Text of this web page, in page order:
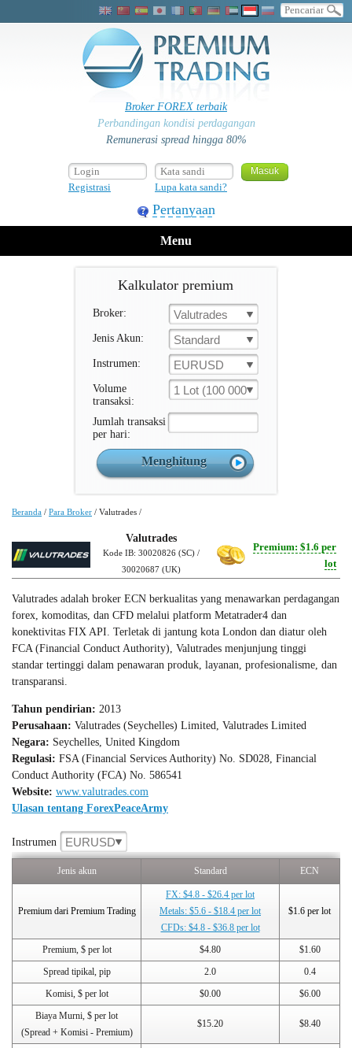
Broker FOREX terbaik
Perbandingan kondisi perdagangan
Remunerasi spread hingga 80%
Registrasi Lupa kata sandi?
Pertanyaan
Menu
Kalkulator premium
Broker: Valutrades
Jenis Akun: Standard
Instrumen: EURUSD
Volume
transaksi:
1 Lot (100 000 Unit )
Jumlah transaksi
per hari:
Beranda / Para Broker / Valutrades /
Valutrades
Kode IB: 30020826 (SC) /
30020687 (UK)
Premium: $1.6 per
lot
Valutrades adalah broker ECN berkualitas yang menawarkan perdagangan
forex, komoditas, dan CFD melalui platform Metatrader4 dan
konektivitas FIX API. Terletak di jantung kota London dan diatur oleh
FCA (Financial Conduct Authority), Valutrades menjunjung tinggi
standar tertinggi dalam penawaran produk, layanan, profesionalisme, dan
transparansi.
Tahun pendirian: 2013
Perusahaan: Valutrades (Seychelles) Limited, Valutrades Limited
Negara: Seychelles, United Kingdom
Regulasi: FSA (Financial Services Authority) No. SD028, Financial
Conduct Authority (FCA) No. 586541
Website: www.valutrades.com
Ulasan tentang ForexPeaceArmy
Instrumen EURUSD
Jenis akun Standard ECN
Premium dari Premium Trading
FX: $4.8 - $26.4 per lot
Metals: $5.6 - $18.4 per lot
CFDs: $4.8 - $36.8 per lot
$1.6 per lot
Premium, $ per lot $4.80
$1.60
Spread tipikal, pip
2.0
0.4
Komisi, $ per lot
$0.00
$6.00
Biaya Murni, $ per lot
(Spread + Komisi - Premium)
$15.20 $8.40